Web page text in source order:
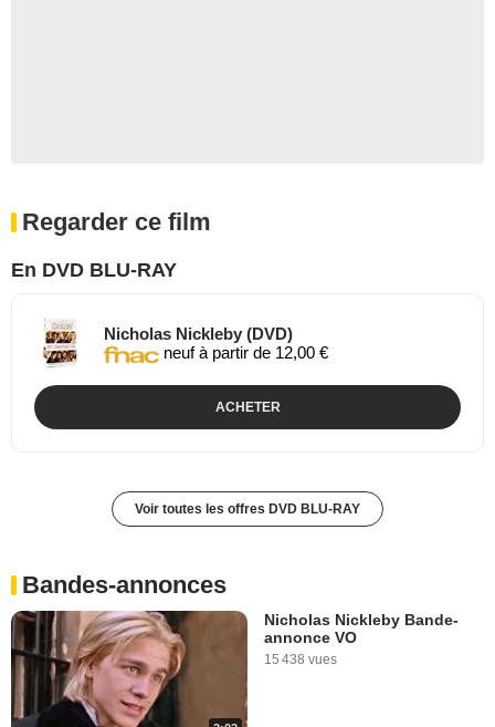
Regarder ce film
En DVD BLU-RAY
Nicholas Nickleby (DVD)
neuf à partir de 12,00 €
ACHETER
Voir toutes les offres DVD BLU-RAY
Bandes-annonces
Nicholas Nickleby Bande-
annonce VO
15 438 vues